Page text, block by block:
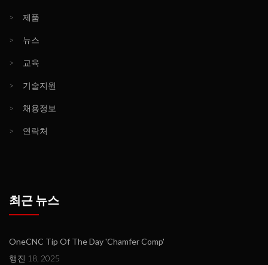
> 제품
> 뉴스
> 교육
> 기술지원
> 채용정보
> 연락처
최근 뉴스
OneCNC Tip Of The Day 'Chamfer Comp'
행진 18, 2025